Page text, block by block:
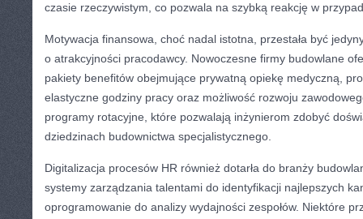
czasie rzeczywistym, co pozwala na szybką reakcję w
Motywacja finansowa, choć nadal istotna, przestała być
o atrakcyjności pracodawcy. Nowoczesne firmy budowlane
pakiety benefitów obejmujące prywatną opiekę medyczną,
elastyczne godziny pracy oraz możliwość rozwoju
programy rotacyjne, które pozwalają inżynierom zdobyć
dziedzinach budownictwa specjalistycznego.
Digitalizacja procesów HR również dotarła do branży
systemy zarządzania talentami do identyfikacji najlepszych
oprogramowanie do analizy wydajności zespołów. Niektóre